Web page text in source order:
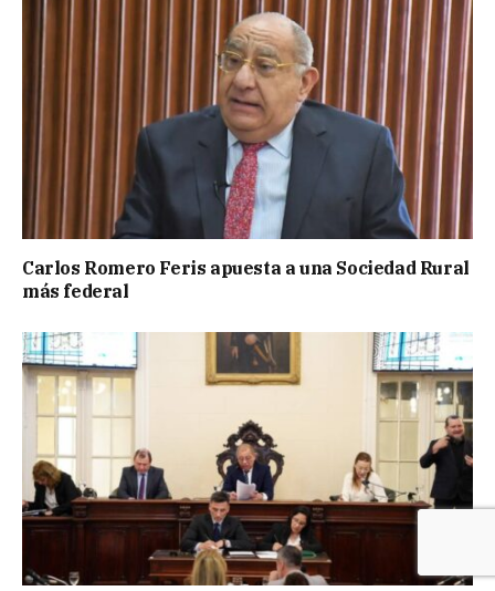
Carlos Romero Feris apuesta a una Sociedad Rural
más federal